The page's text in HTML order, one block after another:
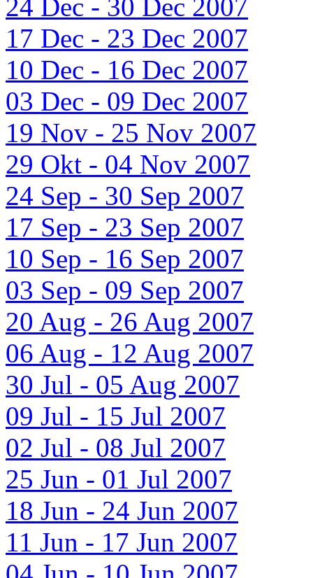
24 Dec - 30 Dec 2007
17 Dec - 23 Dec 2007
10 Dec - 16 Dec 2007
03 Dec - 09 Dec 2007
19 Nov - 25 Nov 2007
29 Okt - 04 Nov 2007
24 Sep - 30 Sep 2007
17 Sep - 23 Sep 2007
10 Sep - 16 Sep 2007
03 Sep - 09 Sep 2007
20 Aug - 26 Aug 2007
06 Aug - 12 Aug 2007
30 Jul - 05 Aug 2007
09 Jul - 15 Jul 2007
02 Jul - 08 Jul 2007
25 Jun - 01 Jul 2007
18 Jun - 24 Jun 2007
11 Jun - 17 Jun 2007